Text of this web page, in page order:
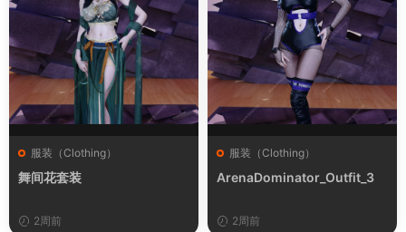
服装（Clothing）
舞间花套装
2周前
服装（Clothing）
ArenaDominator_Outfit_3
2周前